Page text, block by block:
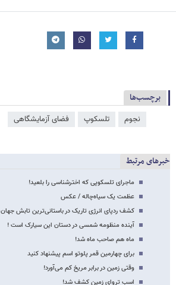
برچسب‌ها
نجوم تلسکوپ فضای آزمایشگاهی
خبرهای مرتبط
ماجرای تلسکوپی که اخترشناسی را بلعید!
عظمت یک سیاه‌چاله / عکس
کشف ردپای انرژی تاریک در باستانی‌ترین تابش جهان
آینده منظومه شمسی در دستان این سیارک است !
ماه هم صاحب ماه شد!
برای چهارمین قمر پلوتو اسم پیشنهاد کنید
وقتی زمین در برابر مریخ کم می‌آورد!
اسب تروای زمین کشف شد!